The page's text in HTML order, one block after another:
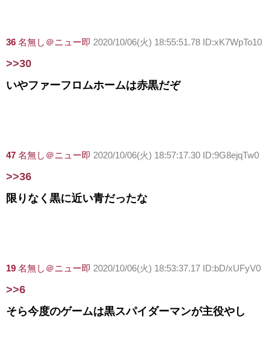
36 名無し＠ニュー即 2020/10/06(火) 18:55:51.78 ID:xK7WpTo10
>>30
いやファーフロムホームは赤黒だぞ
47 名無し＠ニュー即 2020/10/06(火) 18:57:17.30 ID:9G8ejqTw0
>>36
限りなく黒に近い青だったな
19 名無し＠ニュー即 2020/10/06(火) 18:53:37.17 ID:bD/xUFyV0
>>6
そら今度のゲームは黒スパイダーマンが主役やし